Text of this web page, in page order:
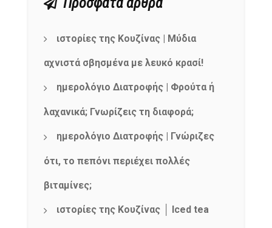
ιστορίες της Κουζίνας | Μύδια
αχνιστά σβησμένα με λευκό κρασί!
ημερολόγιο Διατροφής | Φρούτα ή
λαχανικά; Γνωρίζεις τη διαφορά;
ημερολόγιο Διατροφής | Γνώριζες
ότι, το πεπόνι περιέχει πολλές
βιταμίνες;
ιστορίες της Κουζίνας │ Iced tea